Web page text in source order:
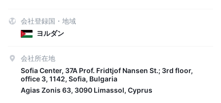
会社登録国・地域
ヨルダン
会社所在地
Sofia Center, 37A Prof. Fridtjof Nansen St.; 3rd floor,
office 3, 1142, Sofia, Bulgaria
Agias Zonis 63, 3090 Limassol, Cyprus